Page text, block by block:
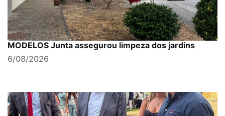
MODELOS Junta assegurou limpeza dos jardins
6/08/2026